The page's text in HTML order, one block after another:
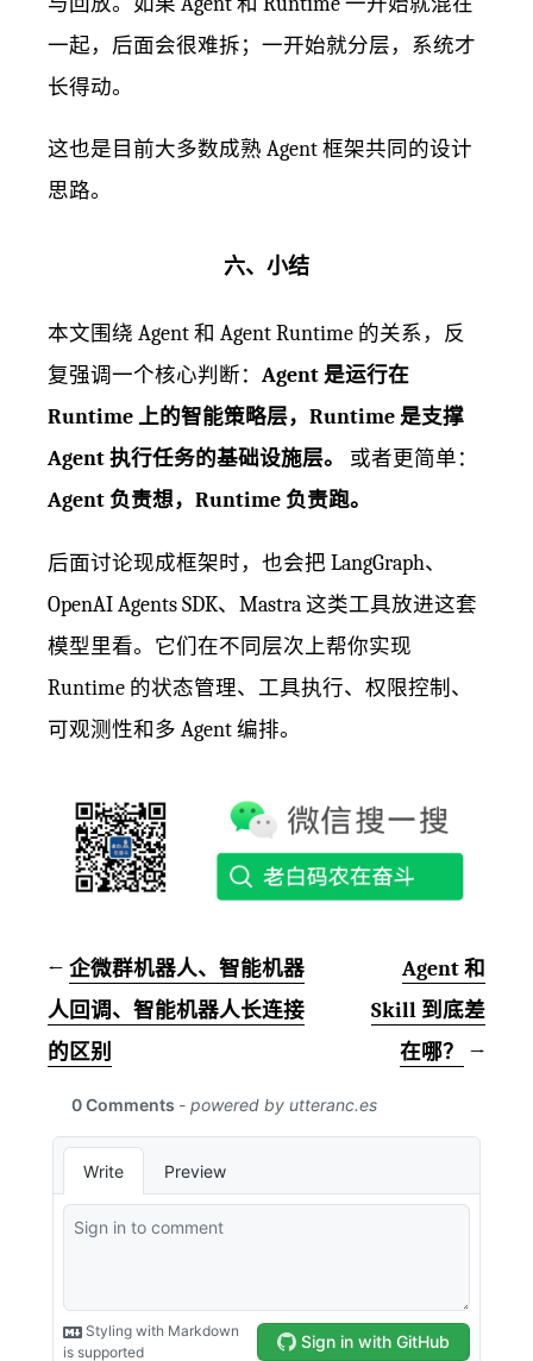
一起，后面会很难拆；一开始就分层，系统才
长得动。
这也是目前大多数成熟 Agent 框架共同的设计
思路。
六、小结
本文围绕 Agent 和 Agent Runtime 的关系，反
复强调一个核心判断： Agent 是运行在
Runtime 上的智能策略层，Runtime 是支撑
Agent 执行任务的基础设施层。
或者更简单：
Agent 负责想，Runtime 负责跑。
后面讨论现成框架时，也会把 LangGraph、
OpenAI Agents SDK、Mastra 这类工具放进这套
模型里看。它们在不同层次上帮你实现
Runtime 的状态管理、工具执行、权限控制、
可观测性和多 Agent 编排。
← 企微群机器人、智能机器
人回调、智能机器人长连接
的区别
Agent 和
Skill 到底差
在哪？
→